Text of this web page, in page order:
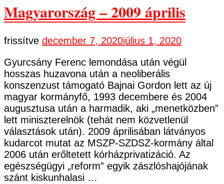
Magyarország – 2009 április
frissítve december 7, 2020július 1, 2020
Gyurcsány Ferenc lemondása után végül
hosszas huzavona után a neoliberális
konszenzust támogató Bajnai Gordon lett az új
magyar kormányfő, 1993 decembere és 2004
augusztusa után a harmadik, aki „menetközben”
lett miniszterelnök (tehát nem közvetlenül
választások után). 2009 áprilisában látványos
kudarcot mutat az MSZP-SZDSZ-kormány által
2006 után erőltetett kórházprivatizáció. Az
egészségügyi „reform” egyik zászlóshajójának
szánt kiskunhalasi …